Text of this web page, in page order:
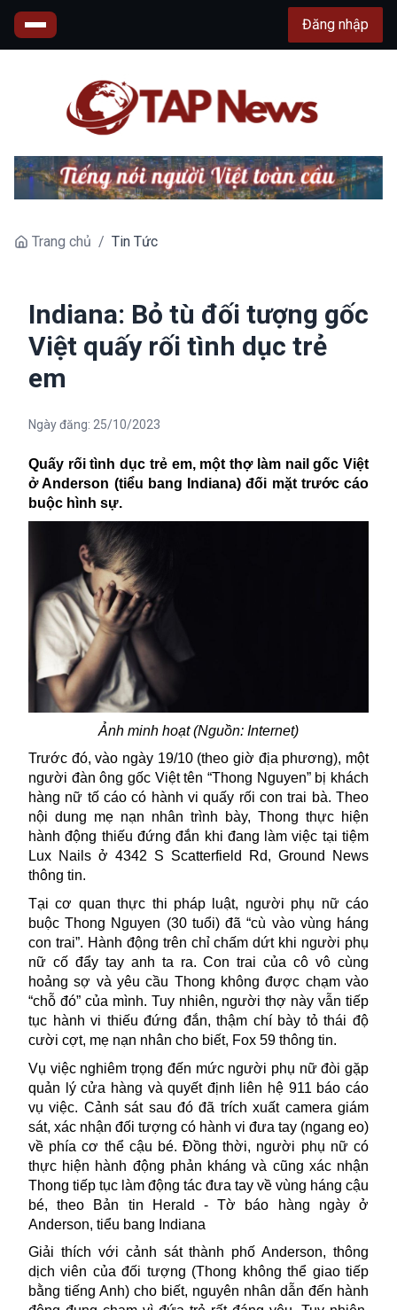
Đăng nhập
Trang chủ / Tin Tức
Indiana: Bỏ tù đối tượng gốc
Việt quấy rối tình dục trẻ
em
Ngày đăng: 25/10/2023
Quấy rối tình dục trẻ em, một thợ làm nail gốc Việt
ở Anderson (tiểu bang Indiana) đối mặt trước cáo
buộc hình sự.
Ảnh minh hoạt (Nguồn: Internet)
Trước đó, vào ngày 19/10 (theo giờ địa phương), một
người đàn ông gốc Việt tên “Thong Nguyen” bị khách
hàng nữ tố cáo có hành vi quấy rối con trai bà. Theo
nội dung mẹ nạn nhân trình bày, Thong thực hiện
hành động thiếu đứng đắn khi đang làm việc tại tiệm
Lux Nails ở 4342 S Scatterfield Rd, Ground News
thông tin.
Tại cơ quan thực thi pháp luật, người phụ nữ cáo
buộc Thong Nguyen (30 tuổi) đã “cù vào vùng háng
con trai”. Hành động trên chỉ chấm dứt khi người phụ
nữ cố đẩy tay anh ta ra. Con trai của cô vô cùng
hoảng sợ và yêu cầu Thong không được chạm vào
“chỗ đó” của mình. Tuy nhiên, người thợ này vẫn tiếp
tục hành vi thiếu đứng đắn, thậm chí bày tỏ thái độ
cười cợt, mẹ nạn nhân cho biết, Fox 59 thông tin.
Vụ việc nghiêm trọng đến mức người phụ nữ đòi gặp
quản lý cửa hàng và quyết định liên hệ 911 báo cáo
vụ việc. Cảnh sát sau đó đã trích xuất camera giám
sát, xác nhận đối tượng có hành vi đưa tay (ngang eo)
về phía cơ thể cậu bé. Đồng thời, người phụ nữ có
thực hiện hành động phản kháng và cũng xác nhận
Thong tiếp tục làm động tác đưa tay về vùng háng cậu
bé, theo Bản tin Herald - Tờ báo hàng ngày ở
Anderson, tiểu bang Indiana
Giải thích với cảnh sát thành phố Anderson, thông
dịch viên của đối tượng (Thong không thể giao tiếp
bằng tiếng Anh) cho biết, nguyên nhân dẫn đến hành